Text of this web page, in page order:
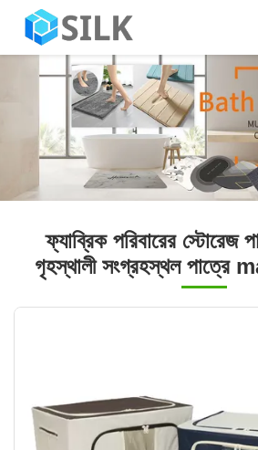
ফ্যাব্রিক পরিবারের স্টোরেজ
গৃহস্থালী সংগ্রহস্থল